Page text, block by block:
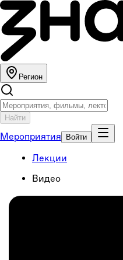
Регион
Найти
Мероприятия Войти
Лекции
Видео